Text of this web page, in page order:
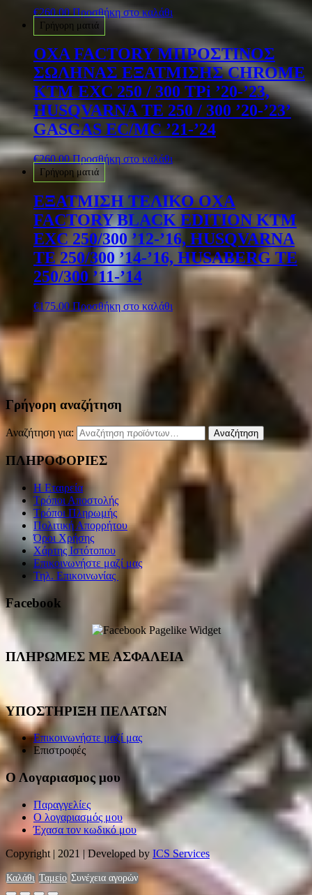
€260.00 Προσθήκη στο καλάθι
Γρήγορη ματιά
OXA FACTORY ΜΠΡΟΣΤΙΝΟΣ
ΣΩΛΗΝΑΣ ΕΞΑΤΜΙΣΗΣ CHROME
KTM EXC 250 / 300 TPi ’20-’23,
HUSQVARNA TE 250 / 300 ’20-’23’
GASGAS EC/MC ’21-’24
€260.00 Προσθήκη στο καλάθι
Γρήγορη ματιά
ΕΞΑΤΜΙΣΗ ΤΕΛΙΚΟ OXA
FACTORY BLACK EDITION KTM
EXC 250/300 ’12-’16, HUSQVARNA
TE 250/300 ’14-’16, HUSABERG TE
250/300 ’11-’14
€175.00 Προσθήκη στο καλάθι
Γρήγορη αναζήτηση
Αναζήτηση για: Αναζήτηση
ΠΛΗΡΟΦΟΡΙΕΣ
Η Εταιρεία
Τρόποι Αποστολής
Τρόποι Πληρωμής
Πολιτική Απορρήτου
Όροι Χρήσης
Χάρτης Ιστότοπου
Επικοινωνήστε μαζί μας
Τηλ. Επικοινωνίας
Facebook
ΠΛΗΡΩΜΕΣ ΜΕ ΑΣΦΑΛΕΙΑ
ΥΠΟΣΤΗΡΙΞΗ ΠΕΛΑΤΩΝ
Επικοινωνήστε μαζί μας
Επιστροφές
Ο Λογαριασμος μου
Παραγγελίες
Ο λογαριασμός μου
Έχασα τον κωδικό μου
Copyright | 2021 | Developed by ICS Services
Καλάθι Ταμείο Συνέχεια αγορών